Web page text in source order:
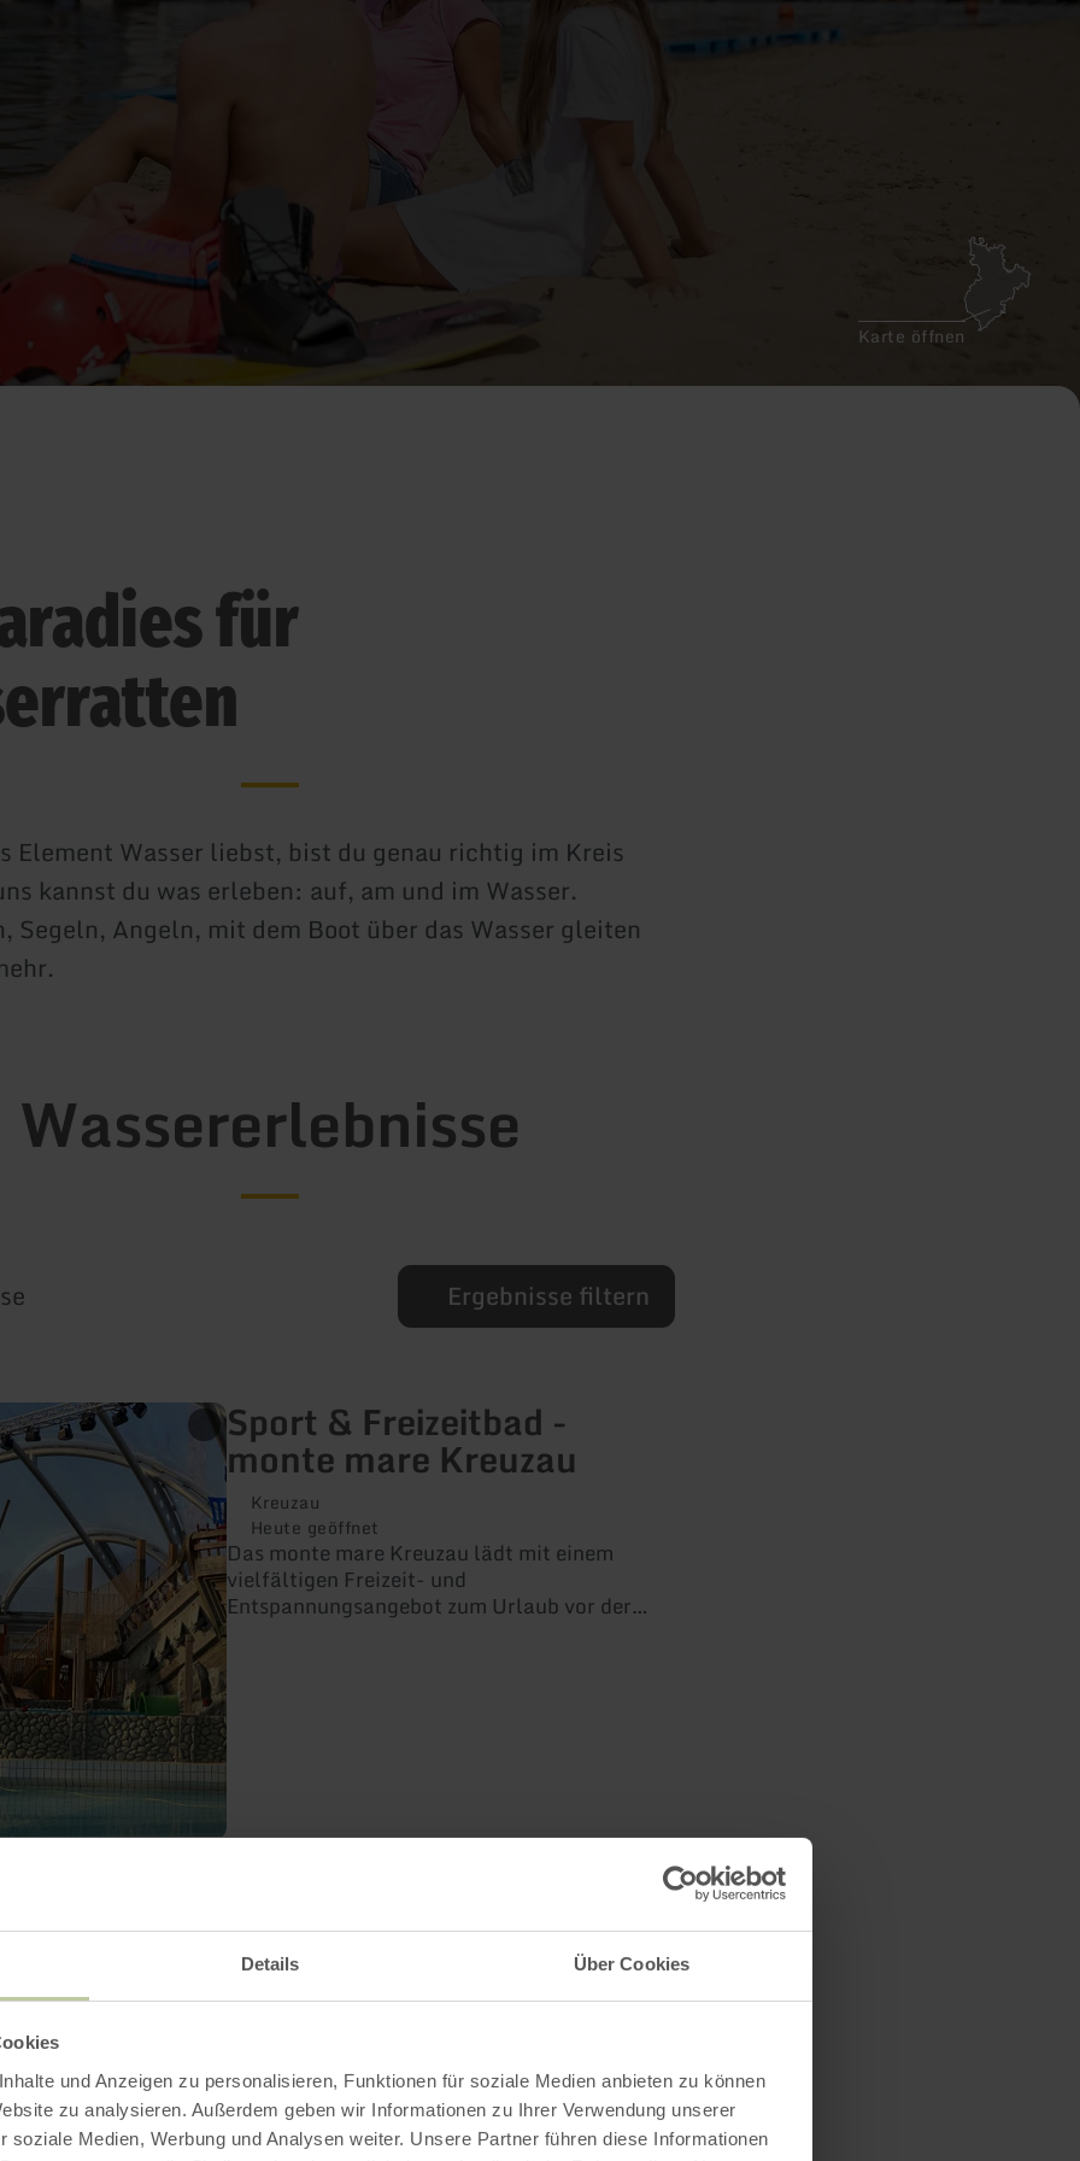
Details Über Cookies
und Anzeigen zu personalisieren, Funktionen für soziale Medien anbieten zu können
zu analysieren. Außerdem geben wir Informationen zu Ihrer Verwendung unserer
soziale Medien, Werbung und Analysen weiter. Unsere Partner führen diese Informationen
Karte öffnen
für
Element Wasser liebst, bist du genau richtig im Kreis
kannst du was erleben: auf, am und im Wasser.
Segeln, Angeln, mit dem Boot über das Wasser gleiten
Wassererlebnisse
Ergebnisse filtern
Sport & Freizeitbad -
monte mare Kreuzau
Kreuzau
Heute geöffnet
Das monte mare Kreuzau lädt mit einem
vielfältigen Freizeit- und
Entspannungsangebot zum Urlaub vor der
Petry
und sehr kentersicheren offenen
Doppelkajaks-darin lässt sich das
Kanufahren in kurzer Zeit erlernen. Die Rur
ist mit ihren zahlreichen Kehrwassern,